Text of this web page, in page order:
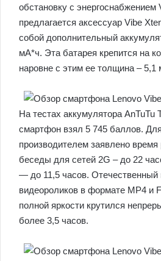
обстановку с энергоснабжением
предлагается аксессуар Vibe
собой дополнительный
мА*ч. Эта батарея крепится на
наровне с этим ее толщина – 5,1
На тестах аккумулятора AnTuTu
смартфон взял 5 745 баллов.
производителем заявлено
беседы для сетей 2G – до 22
— до 11,5 часов. Отечественный
видеороликов в формате MP4 и
полной яркости крутился
более 3,5 часов.